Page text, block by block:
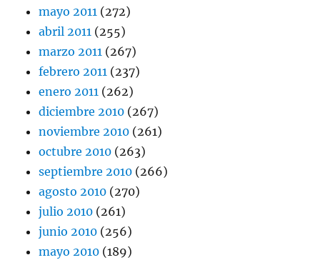
mayo 2011 (272)
abril 2011 (255)
marzo 2011 (267)
febrero 2011 (237)
enero 2011 (262)
diciembre 2010 (267)
noviembre 2010 (261)
octubre 2010 (263)
septiembre 2010 (266)
agosto 2010 (270)
julio 2010 (261)
junio 2010 (256)
mayo 2010 (189)